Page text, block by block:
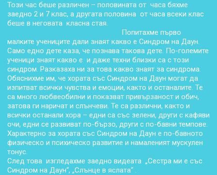
Този час беше различен – половината от часа бяхме
заедно 2 и 7 клас, а другата половина от часа всеки клас
беше в неговата класна стая.
Попитахме първо
малките учениците дали знаят какво е Синдром на Даун.
Само едно дете каза, че познава такова дете. По-големите
ученици знаят какво е и даже техни близки са с този
синдром. Разказаха ни за това какво знаят за синдрома.
Обяснихме им, че хората със Синдром на Даун могат да
изпитват всички чувства и емоции, както и останалите. Те
са много любвеобилни и показват привързаност и обич,
затова ги наричат и слънчеви. Те са различни, както и
всички останали хора – едни са със зелени, други с кафяви
очи, едни се развиват по-бързо, други с по-бавни темпове.
Характерно за хората със Синдром на Даун е по-бавното
физическо и психическо развитие и намаленият мускулен
тонус.
След това изгледахме заедно видеата „Сестра ми е със
Синдром на Даун“, „Слънце в яслата“ .